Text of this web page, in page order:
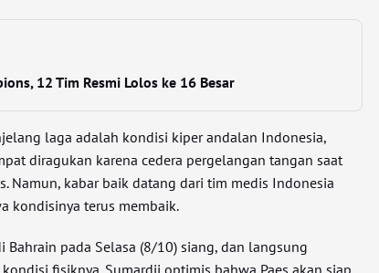
12 Tim Resmi Lolos ke 16 Besar
laga adalah kondisi kiper andalan Indonesia,
diragukan karena cedera pergelangan tangan saat
Namun, kabar baik datang dari tim medis Indonesia
kondisinya terus membaik.
Bahrain pada Selasa (8/10) siang, dan langsung